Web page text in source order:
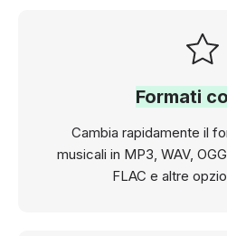
Formati
Cambia rapidamente il
musicali in MP3, WAV,
FLAC e altre